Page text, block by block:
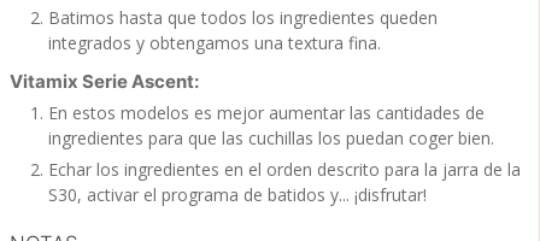
Batimos hasta que todos los ingredientes queden
integrados y obtengamos una textura fina.
Vitamix Serie Ascent:
En estos modelos es mejor aumentar las cantidades de
ingredientes para que las cuchillas los puedan coger bien.
Echar los ingredientes en el orden descrito para la jarra de la
S30, activar el programa de batidos y... ¡disfrutar!